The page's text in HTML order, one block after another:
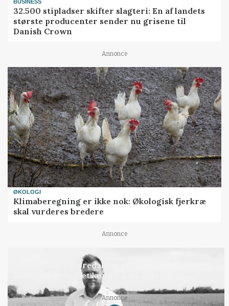
BUSINESS
32.500 stipladser skifter slagteri: En af landets
største producenter sender nu grisene til
Danish Crown
Annonce
ØKOLOGI
Klimaberegning er ikke nok: Økologisk fjerkræ
skal vurderes bredere
Annonce
Befriende, at topredaktør erkender, hun er
blevet klogere. Det kunne vi alle lære af
Annonce